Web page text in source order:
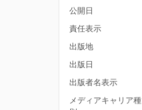
公開日
責任表示
出版地
出版日
出版者名表示
メディアキャリア種